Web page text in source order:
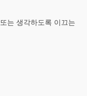
는 생각하도록 이끄는